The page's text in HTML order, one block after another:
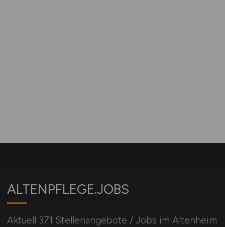
ALTENPFLEGE.JOBS
Aktuell 371 Stellenangebote / Jobs im Altenheim